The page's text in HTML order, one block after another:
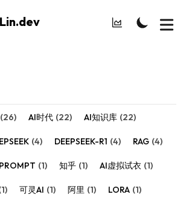
(26) AI时代 (22) AI知识库 (22)
(4) DEEPSEEK-R1 (4) RAG (4)
PROMPT (1) 知乎 (1) AI虚拟试衣 (1)
1) 可灵AI (1) 阿里 (1) LORA (1)